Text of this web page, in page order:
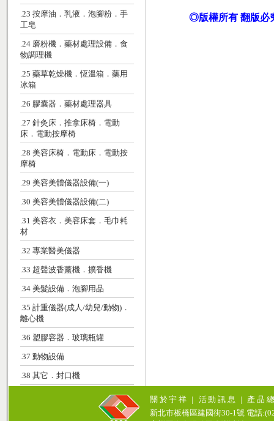
.23 按摩油．乳液．泡腳粉．手
工皂
.24 磨粉機．藥材處理設備．食
物調理機
.25 藥草乾燥機．恆溫箱．藥用
冰箱
.26 膠囊器．藥材處理器具
.27 針灸床．推拿床椅．電動
床．電動按摩椅
.28 美容床椅．電動床．電動按
摩椅
.29 美容美體儀器設備(一)
.30 美容美體儀器設備(二)
.31 美容衣．美容床套．毛巾耗
材
.32 專業醫美儀器
.33 超聲波香薰機．擴香機
.34 美髮設備．泡腳用品
.35 計重儀器(成人/幼兒/動物)．
離心機
.36 塑膠容器．玻璃瓶罐
.37 動物設備
.38 其它．封口機
◎版權所有 翻版
關於宇祥 | 活動訊息 | 產品
新北市板橋區建國街30-1號 電話